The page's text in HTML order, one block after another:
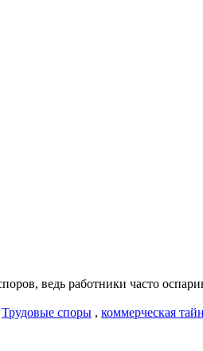
ведь работники часто
Трудовые споры , коммерческая